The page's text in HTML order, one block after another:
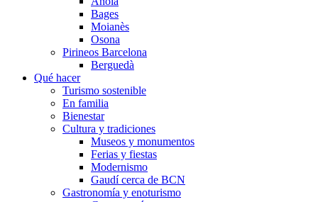
Bages
Moianès
Osona
Pirineos Barcelona
Berguedà
Qué hacer
Turismo sostenible
En familia
Bienestar
Cultura y tradiciones
Museos y monumentos
Ferias y fiestas
Modernismo
Gaudí cerca de BCN
Gastronomía y enoturismo